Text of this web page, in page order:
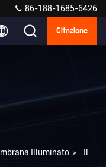
86-188-1685-6426
Citazione
Illuminato >